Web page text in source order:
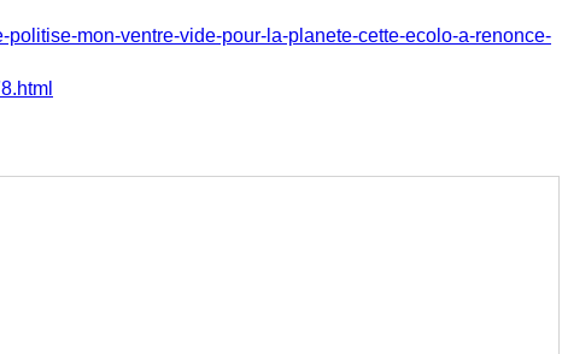
mon-ventre-vide-pour-la-planete-cette-ecolo-a-renonce-